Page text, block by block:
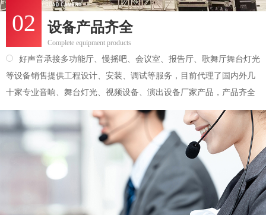
02 设备产品齐全
Complete equipment products
好声音承接多功能厅、慢摇吧、会议室、报告厅、歌舞厅舞台灯光
等设备销售提供工程设计、安装、调试等服务，目前代理了国内外几
十家专业音响、舞台灯光、视频设备、演出设备厂家产品，产品齐全